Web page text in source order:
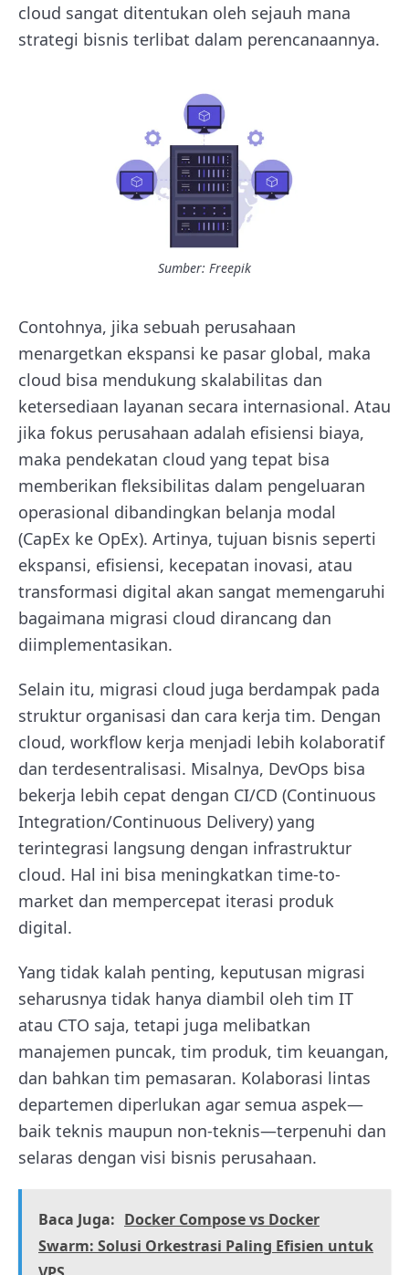
cloud sangat ditentukan oleh sejauh mana
strategi bisnis terlibat dalam perencanaannya.
Sumber: Freepik
Contohnya, jika sebuah perusahaan
menargetkan ekspansi ke pasar global, maka
cloud bisa mendukung skalabilitas dan
ketersediaan layanan secara internasional. Atau
jika fokus perusahaan adalah efisiensi biaya,
maka pendekatan cloud yang tepat bisa
memberikan fleksibilitas dalam pengeluaran
operasional dibandingkan belanja modal
(CapEx ke OpEx). Artinya, tujuan bisnis seperti
ekspansi, efisiensi, kecepatan inovasi, atau
transformasi digital akan sangat memengaruhi
bagaimana migrasi cloud dirancang dan
diimplementasikan.
Selain itu, migrasi cloud juga berdampak pada
struktur organisasi dan cara kerja tim. Dengan
cloud, workflow kerja menjadi lebih kolaboratif
dan terdesentralisasi. Misalnya, DevOps bisa
bekerja lebih cepat dengan CI/CD (Continuous
Integration/Continuous Delivery) yang
terintegrasi langsung dengan infrastruktur
cloud. Hal ini bisa meningkatkan time-to-
market dan mempercepat iterasi produk
digital.
Yang tidak kalah penting, keputusan migrasi
seharusnya tidak hanya diambil oleh tim IT
atau CTO saja, tetapi juga melibatkan
manajemen puncak, tim produk, tim keuangan,
dan bahkan tim pemasaran. Kolaborasi lintas
departemen diperlukan agar semua aspek—
baik teknis maupun non-teknis—terpenuhi dan
selaras dengan visi bisnis perusahaan.
Baca Juga: Docker Compose vs Docker
Swarm: Solusi Orkestrasi Paling Efisien untuk